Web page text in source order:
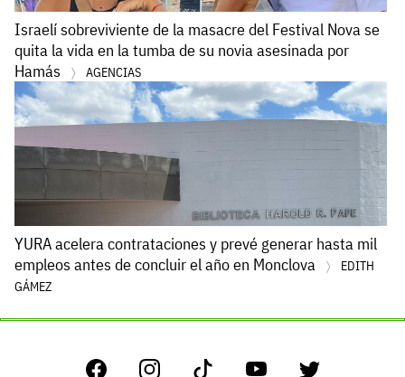
Israelí sobreviviente de la masacre del Festival Nova se
quita la vida en la tumba de su novia asesinada por
Hamás
AGENCIAS
YURA acelera contrataciones y prevé generar hasta mil
empleos antes de concluir el año en Monclova
EDITH
GÁMEZ